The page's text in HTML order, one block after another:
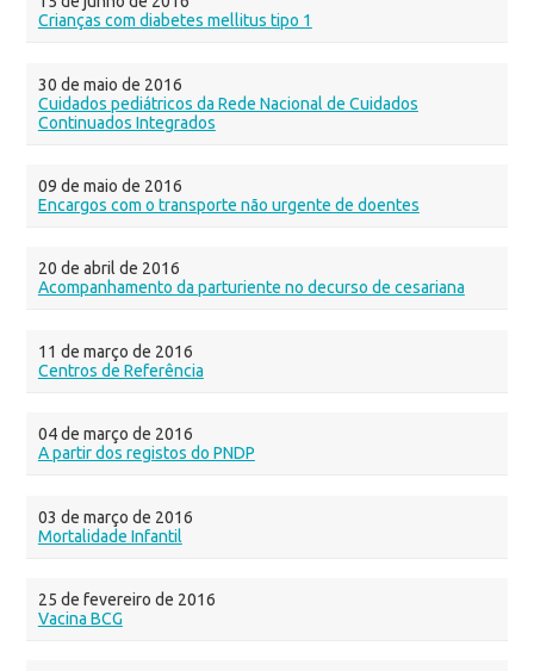
Crianças com diabetes mellitus tipo 1
30 de maio de 2016
Cuidados pediátricos da Rede Nacional de Cuidados
Continuados Integrados
09 de maio de 2016
Encargos com o transporte não urgente de doentes
20 de abril de 2016
Acompanhamento da parturiente no decurso de cesariana
11 de março de 2016
Centros de Referência
04 de março de 2016
A partir dos registos do PNDP
03 de março de 2016
Mortalidade Infantil
25 de fevereiro de 2016
Vacina BCG